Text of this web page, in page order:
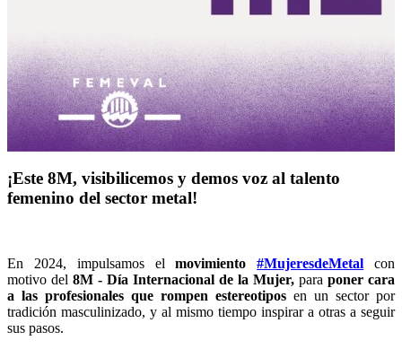
¡Este 8M, visibilicemos y demos voz al talento
femenino del sector metal!
En 2024, impulsamos elmovimiento#MujeresdeMetal
con
motivo del 8M - Día Internacional de la Mujer, para poner cara
a las profesionales que rompen estereotipos en un sector por
tradición masculinizado, y al mismo tiempo inspirar a otras a seguir
sus pasos.